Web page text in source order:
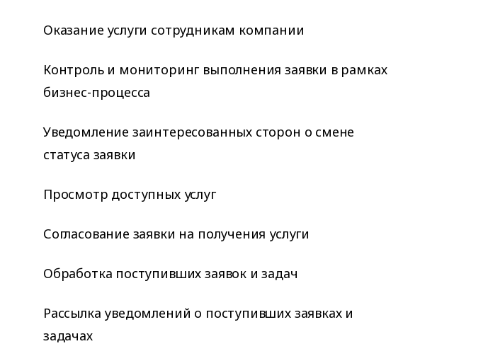
Оказание услуги сотрудникам компании
Контроль и мониторинг выполнения заявки в рамках
бизнес-процесса
Уведомление заинтересованных сторон о смене
статуса заявки
Просмотр доступных услуг
Согласование заявки на получения услуги
Обработка поступивших заявок и задач
Рассылка уведомлений о поступивших заявках и
задачах